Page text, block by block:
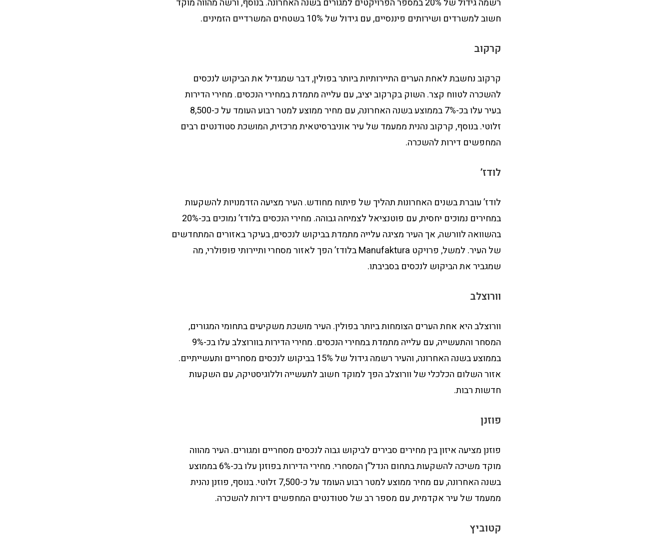
רשמה גידול של 20% במספר הפרויקטים למגורים בשנה האחרונה. בנוסף, ורשה מהווה מוקד
חשוב למשרדים ושירותים פיננסיים, עם גידול של 10% בשטחים המשרדיים הזמינים.
קרקוב
קרקוב נחשבת לאחת הערים התיירותיות ביותר בפולין, דבר שמגדיל את הביקוש לנכסים
להשכרה לטווח קצר. השוק בקרקוב יציב, עם עלייה מתמדת במחירי הנכסים. מחירי הדירות
בעיר עלו בכ-7% בממוצע בשנה האחרונה, עם מחיר ממוצע למטר רבוע העומד על כ-8,500
זלוטי. בנוסף, קרקוב נהנית ממעמד של עיר אוניברסיטאית מרכזית, המושכת סטודנטים רבים
המחפשים דירות להשכרה.
לודז’
לודז’ עוברת בשנים האחרונות תהליך של פיתוח מחודש. העיר מציעה הזדמנויות להשקעות
במחירים נמוכים יחסית, עם פוטנציאל לצמיחה גבוהה. מחירי הנכסים בלודז’ נמוכים בכ-20%
בהשוואה לוורשה, אך העיר מציגה עלייה מתמדת בביקוש לנכסים, בעיקר באזורים המתחדשים
של העיר. למשל, פרויקט Manufaktura בלודז’ הפך לאזור מסחרי ותיירותי פופולרי, מה
שמגביר את הביקוש לנכסים בסביבתו.
וורוצלב
וורוצלב היא אחת הערים הצומחות ביותר בפולין. העיר מושכת משקיעים בתחומי המגורים,
המסחר והתעשייה, עם עלייה מתמדת במחירי הנכסים. מחירי הדירות בוורוצלב עלו בכ-9%
בממוצע בשנה האחרונה, והעיר רשמה גידול של 15% בביקוש לנכסים מסחריים ותעשייתיים.
אזור השלום הכלכלי של וורוצלב הפך למוקד חשוב לתעשייה וללוגיסטיקה, עם השקעות
חדשות רבות.
פוזנן
פוזנן מציעה איזון בין מחירים סבירים לביקוש גבוה לנכסים מסחריים ומגורים. העיר מהווה
מוקד משיכה להשקעות בתחום הנדל”ן המסחרי. מחירי הדירות בפוזנן עלו בכ-6% בממוצע
בשנה האחרונה, עם מחיר ממוצע למטר רבוע העומד על כ-7,500 זלוטי. בנוסף, פוזנן נהנית
ממעמד של עיר אקדמית, עם מספר רב של סטודנטים המחפשים דירות להשכרה.
קטוביץ